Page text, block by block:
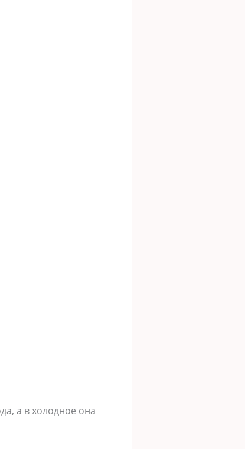
а в холодное она